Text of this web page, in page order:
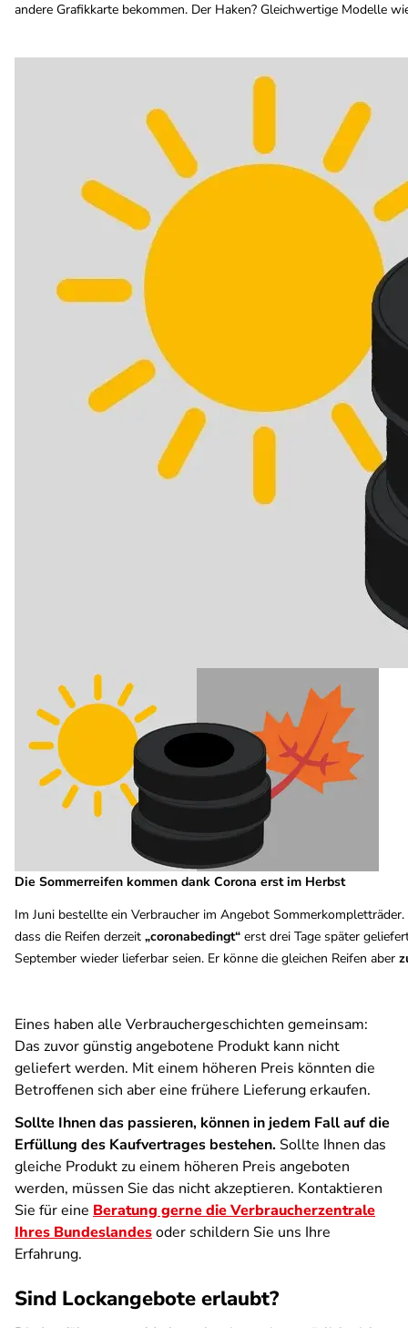
andere Grafikkarte bekommen. Der Haken? Gleichwertige Modelle
Die Sommerreifen kommen dank Corona erst im Herbst
Im Juni bestellte ein Verbraucher im Angebot
dass die Reifen derzeit „coronabedingt“ erst drei Tage später
September wieder lieferbar seien. Er könne die gleichen Reifen aber
Eines haben alle Verbrauchergeschichten gemeinsam:
Das zuvor günstig angebotene Produkt kann nicht
geliefert werden. Mit einem höheren Preis könnten die
Betroffenen sich aber eine frühere Lieferung erkaufen.
Sollte Ihnen das passieren, können in jedem Fall auf die
Erfüllung des Kaufvertrages bestehen. Sollte Ihnen das
gleiche Produkt zu einem höheren Preis angeboten
werden, müssen Sie das nicht akzeptieren. Kontaktieren
Sie für eine Beratung gerne die Verbraucherzentrale
Ihres Bundeslandesoder schildern Sie uns Ihre
Erfahrung.
Sind Lockangebote erlaubt?